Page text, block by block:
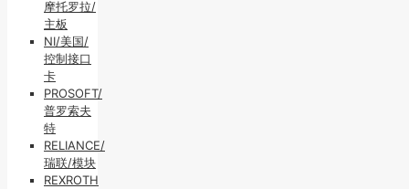
摩托罗拉/
主板
NI/美国/
控制接口
卡
PROSOFT/
普罗索夫
特
RELIANCE/
瑞联/模块
REXROTH